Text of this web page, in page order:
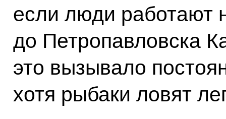
если люди работают
до Петропавловска
это вызывало
хотя рыбаки ловят